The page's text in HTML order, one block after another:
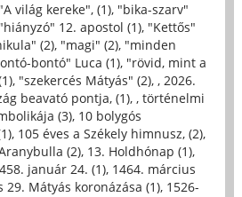
"A világ kereke", (1), "bika-szarv"
"hiányzó" 12. apostol (1), "Kettős"
(2), "magi" (2), "minden
bontó" Luca (1), "rövid, mint a
, "szekercés Mátyás" (2), , 2026.
beavató pontja, (1), , történelmi
(3), 10 bolygós
, 105 éves a Székely himnusz, (2),
(2), 13. Holdhónap (1),
január 24. (1), 1464. március
29. Mátyás koronázása (1), 1526-